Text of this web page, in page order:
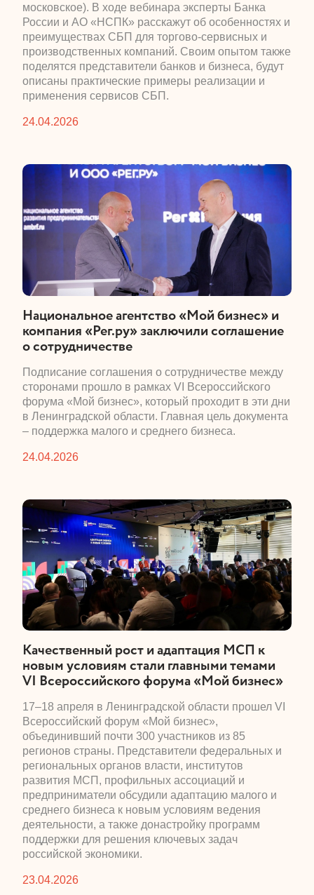
московское). В ходе вебинара эксперты Банка
России и АО «НСПК» расскажут об особенностях и
преимуществах СБП для торгово-сервисных и
производственных компаний. Своим опытом также
поделятся представители банков и бизнеса, будут
описаны практические примеры реализации и
применения сервисов СБП.
24.04.2026
​Национальное агентство «Мой бизнес» и
компания «Рег.ру» заключили соглашение
о сотрудничестве
​Подписание соглашения о сотрудничестве между
сторонами прошло в рамках VI Всероссийского
форума «Мой бизнес», который проходит в эти дни
в Ленинградской области. Главная цель документа
– поддержка малого и среднего бизнеса.
24.04.2026
​Качественный рост и адаптация МСП к
новым условиям стали главными темами
VI Всероссийского форума «Мой бизнес»
​17–18 апреля в Ленинградской области прошел VI
Всероссийский форум «Мой бизнес»,
объединивший почти 300 участников из 85
регионов страны. Представители федеральных и
региональных органов власти, институтов
развития МСП, профильных ассоциаций и
предприниматели обсудили адаптацию малого и
среднего бизнеса к новым условиям ведения
деятельности, а также донастройку программ
поддержки для решения ключевых задач
российской экономики.
23.04.2026